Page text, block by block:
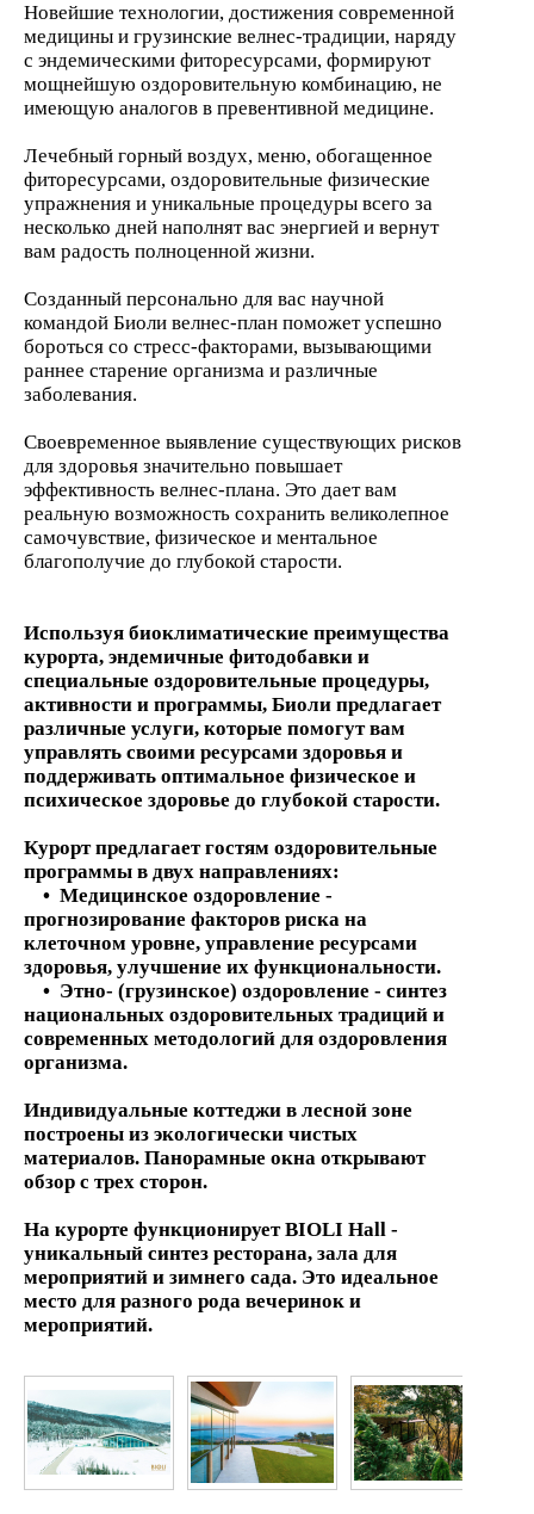
Новейшие технологии, достижения современной
медицины и грузинские велнес-традиции, наряду
с эндемическими фиторесурсами, формируют
мощнейшую оздоровительную комбинацию, не
имеющую аналогов в превентивной медицине.
Лечебный горный воздух, меню, обогащенное
фиторесурсами, оздоровительные физические
упражнения и уникальные процедуры всего за
несколько дней наполнят вас энергией и вернут
вам радость полноценной жизни.
Созданный персонально для вас научной
командой Биоли велнес-план поможет успешно
бороться со стресс-факторами, вызывающими
раннее старение организма и различные
заболевания.
Своевременное выявление существующих рисков
для здоровья значительно повышает
эффективность велнес-плана. Это дает вам
реальную возможность сохранить великолепное
самочувствие, физическое и ментальное
благополучие до глубокой старости.
Используя биоклиматические преимущества
курорта, эндемичные фитодобавки и
специальные оздоровительные процедуры,
активности и программы, Биоли предлагает
различные услуги, которые помогут вам
управлять своими ресурсами здоровья и
поддерживать оптимальное физическое и
психическое здоровье до глубокой старости.
Курорт предлагает гостям оздоровительные
программы в двух направлениях:
• Медицинское оздоровление -
прогнозирование факторов риска на
клеточном уровне, управление ресурсами
здоровья, улучшение их функциональности.
• Этно- (грузинское) оздоровление - синтез
национальных оздоровительных традиций и
современных методологий для оздоровления
организма.
Индивидуальные коттеджи в лесной зоне
построены из экологически чистых
материалов. Панорамные окна открывают
обзор с трех сторон.
На курорте функционирует BIOLI Hall -
уникальный синтез ресторана, зала для
мероприятий и зимнего сада. Это идеальное
место для разного рода вечеринок и
мероприятий.